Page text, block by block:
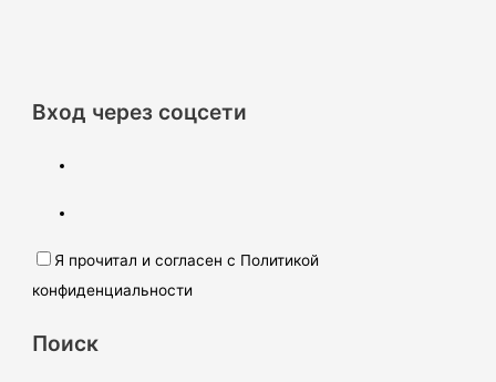
Вход через соцсети
Я прочитал и согласен с Политикой
конфиденциальности
Поиск